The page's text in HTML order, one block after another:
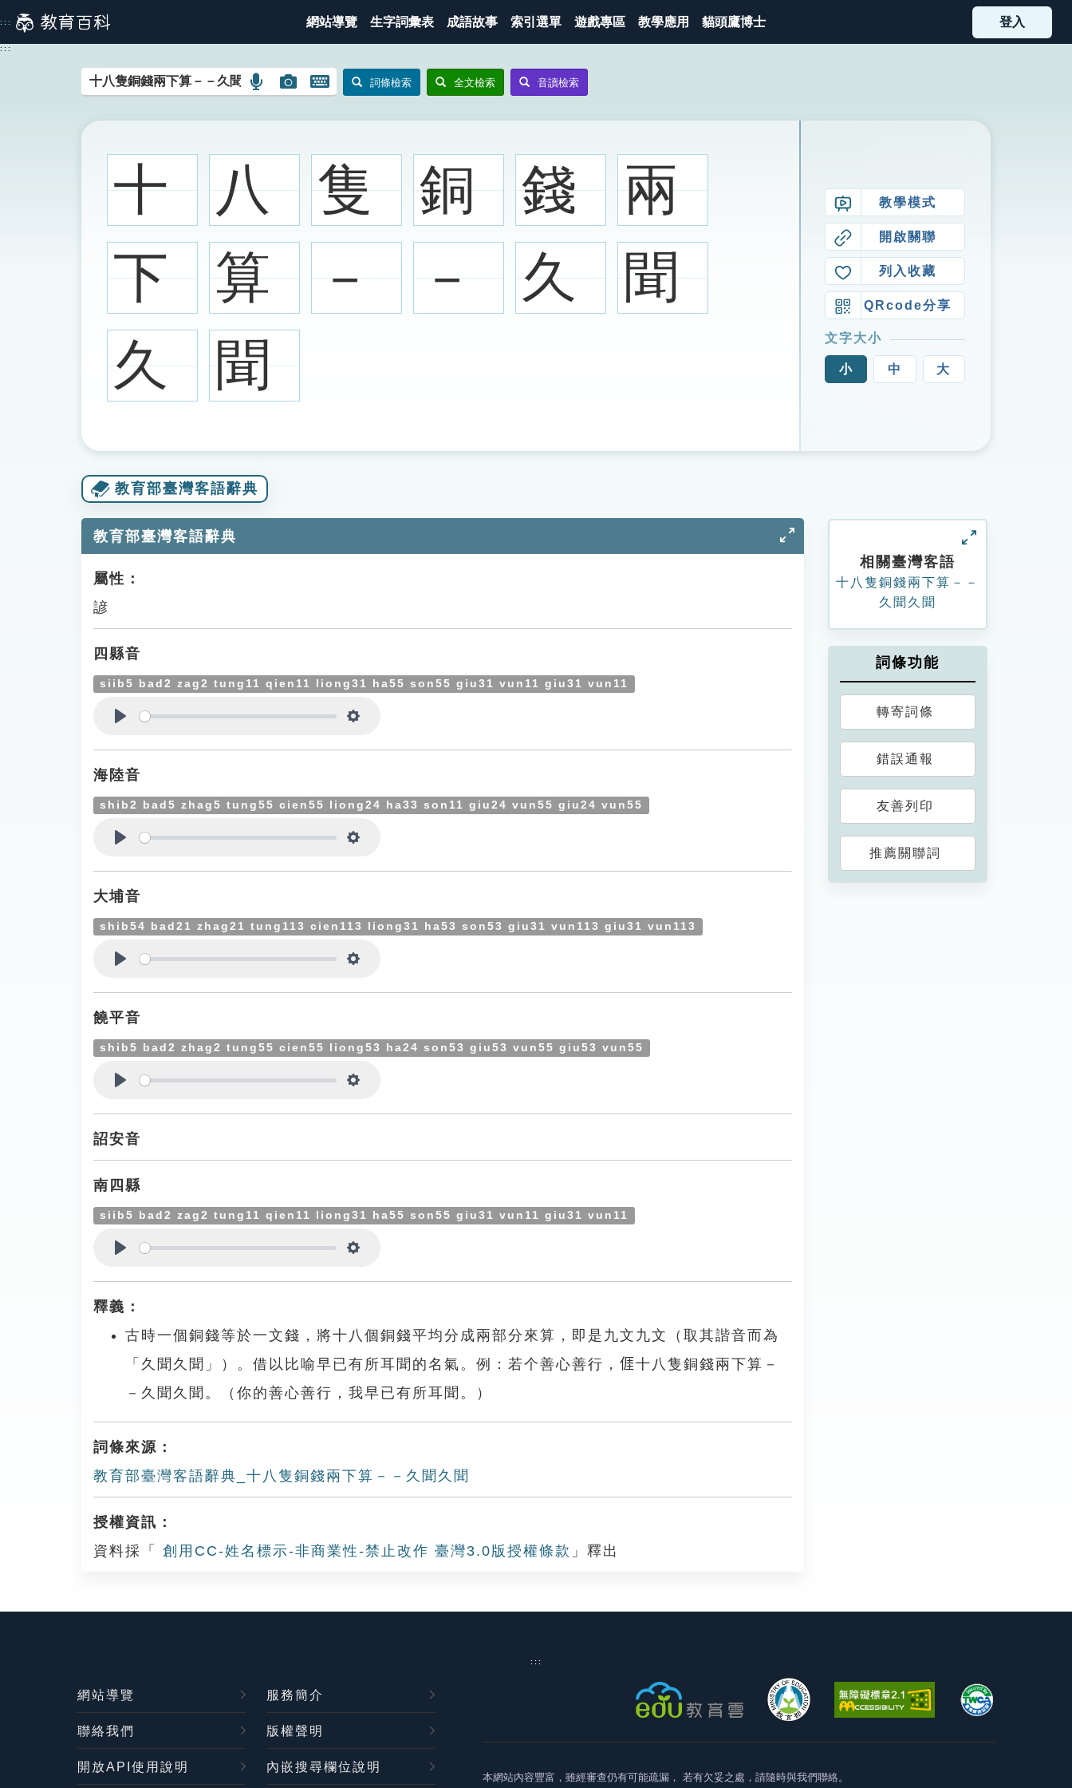
到
主
::: 網站導覽 生字詞彙表 成語故事 索引選單 遊戲專區 教學應用 貓頭鷹博士 登入
:::
語
搜
圖
圖
搜
圖
開
鍵
圖
示
詞條檢索 全文檢索 音讀檢索
十 八 隻 銅 錢
兩
下
算 － － 久
聞
久
聞
教學模式
開啟關聯
列入收藏
QRcode分享
文字大小
小 中 大
教育部臺灣客語辭典
教育部臺灣客語辭典
屬性：
諺
四縣音
siib5 bad2 zag2 tung11 qien11 liong31 ha55 son55 giu31 vun11 giu31 vun11
海陸音
shib2 bad5 zhag5 tung55 cien55 liong24 ha33 son11 giu24 vun55 giu24 vun55
大埔音
shib54 bad21 zhag21 tung113 cien113 liong31 ha53 son53 giu31 vun113 giu31 vun113
饒平音
shib5 bad2 zhag2 tung55 cien55 liong53 ha24 son53 giu53 vun55 giu53 vun55
詔安音
南四縣
siib5 bad2 zag2 tung11 qien11 liong31 ha55 son55 giu31 vun11 giu31 vun11
釋義：
古時一個銅錢等於一文錢，將十八個銅錢平均分成兩部分來算，即是九文九文（取其諧音而為
「久聞久聞」）。借以比喻早已有所耳聞的名氣。例：若个善心善行，𠊎十八隻銅錢兩下算－
－久聞久聞。（你的善心善行，我早已有所耳聞。）
詞條來源：
教育部臺灣客語辭典_十八隻銅錢兩下算－－久聞久聞
授權資訊：
資料採「
創用CC-姓名標示-非商業性-禁止改作 臺灣3.0版授權條款 」釋出
相關臺灣客語
十八隻銅錢兩下算－－
久聞久聞
詞條功能
轉寄詞條
錯誤通報
友善列印
推薦關聯詞
:::
網站導覽 服務簡介
聯絡我們 版權聲明
開放API使用說明 內嵌搜尋欄位說明
本網站內容豐富，雖經審查仍有可能疏漏， 若有欠妥之處，請隨時與我們聯絡。